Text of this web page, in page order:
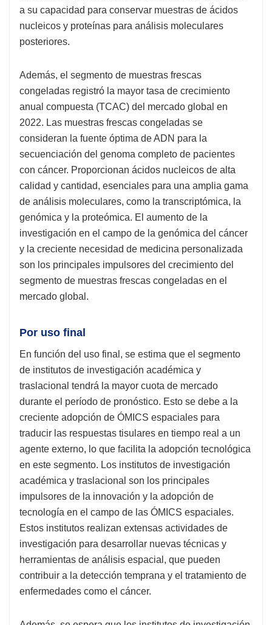
a su capacidad para conservar muestras de ácidos
nucleicos y proteínas para análisis moleculares
posteriores.
Además, el segmento de muestras frescas
congeladas registró la mayor tasa de crecimiento
anual compuesta (TCAC) del mercado global en
2022. Las muestras frescas congeladas se
consideran la fuente óptima de ADN para la
secuenciación del genoma completo de pacientes
con cáncer. Proporcionan ácidos nucleicos de alta
calidad y cantidad, esenciales para una amplia gama
de análisis moleculares, como la transcriptómica, la
genómica y la proteómica. El aumento de la
investigación en el campo de la genómica del cáncer
y la creciente necesidad de medicina personalizada
son los principales impulsores del crecimiento del
segmento de muestras frescas congeladas en el
mercado global.
Por uso final
En función del uso final, se estima que el segmento
de institutos de investigación académica y
traslacional tendrá la mayor cuota de mercado
durante el período de pronóstico. Esto se debe a la
creciente adopción de ÓMICS espaciales para
traducir las respuestas tisulares en tiempo real a un
agente externo, lo que facilita la adopción tecnológica
en este segmento. Los institutos de investigación
académica y traslacional son los principales
impulsores de la innovación y la adopción de
tecnología en el campo de las ÓMICS espaciales.
Estos institutos realizan extensas actividades de
investigación para desarrollar nuevas técnicas y
herramientas de análisis espacial, que pueden
contribuir a la detección temprana y el tratamiento de
enfermedades como el cáncer.